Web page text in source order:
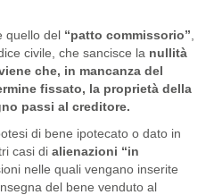
quello del “patto commissorio”
civile, che sancisce la nullità
che, in mancanza del
fissato, la proprietà della
passi al creditore.
di bene ipotecato o dato in
casi di alienazioni “in
nelle quali vengano inserite
del bene venduto al